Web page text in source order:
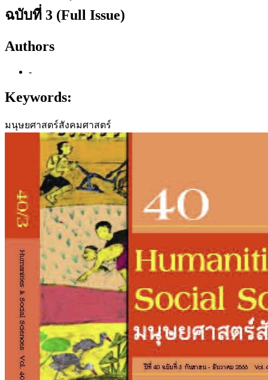
ฉบับที่ 3 (Full Issue)
Authors
-
Keywords:
มนุษยศาสตร์สังคมศาสตร์